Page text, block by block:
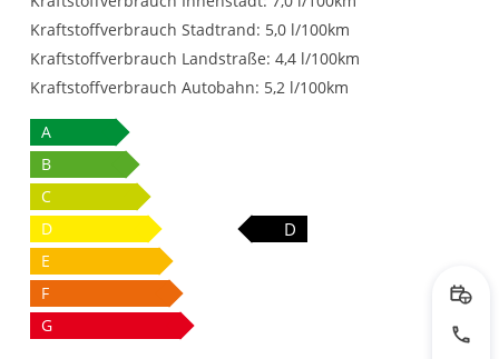
Kraftstoffverbrauch Stadtrand: 5,0 l/100km
Kraftstoffverbrauch Landstraße: 4,4 l/100km
Kraftstoffverbrauch Autobahn: 5,2 l/100km
A
B
C
D
D
E
F
G
Jetzt